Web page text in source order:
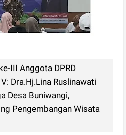
III Anggota DPRD
Dra.Hj.Lina Ruslinawati
Desa Buniwangi,
Pengembangan Wisata